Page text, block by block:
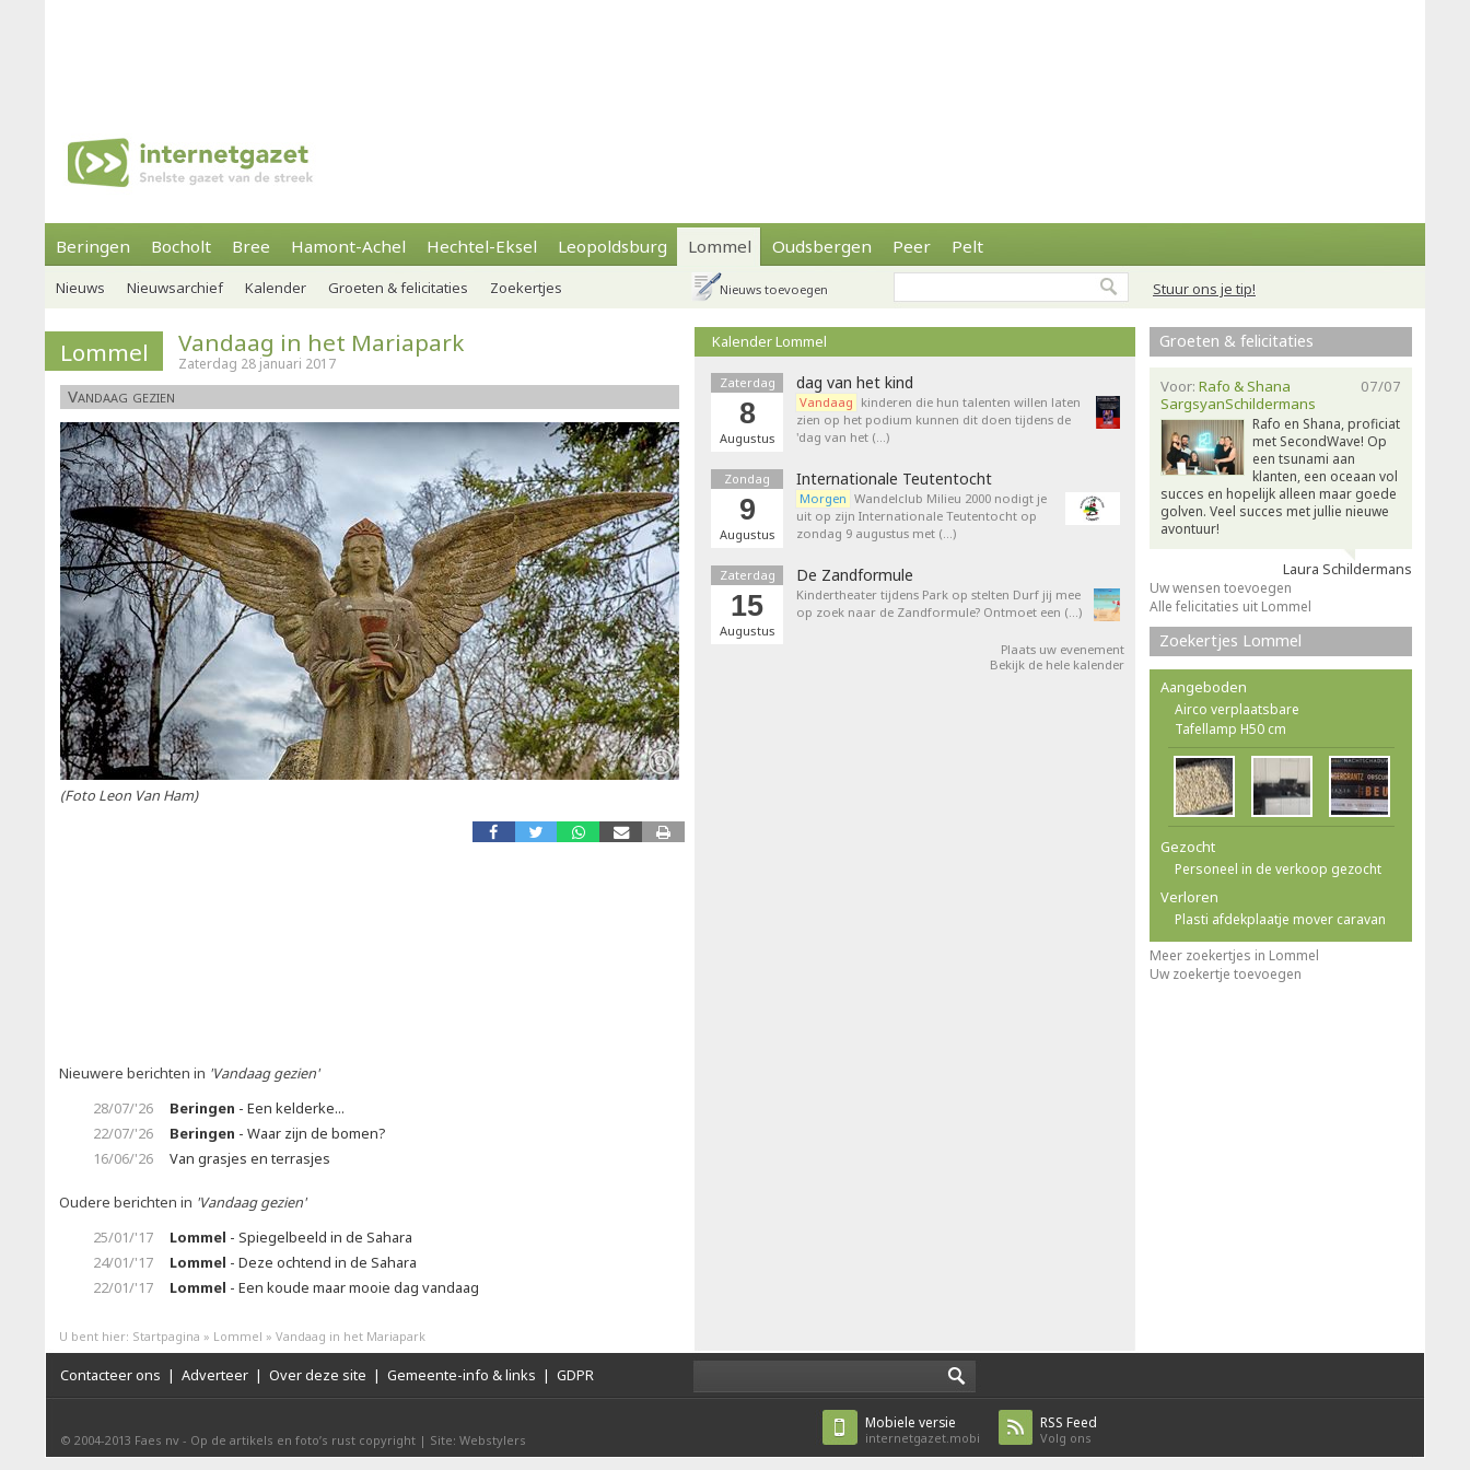
Beringen Bocholt Bree Hamont-Achel Hechtel-Eksel Leopoldsburg Lommel Oudsbergen Peer Pelt
Stuur ons je tip!
Nieuws Nieuwsarchief Kalender Groeten & felicitaties Zoekertjes Nieuws toevoegen
Lommel Vandaag in het Mariapark
Zaterdag 28 januari 2017
Vandaag gezien
(Foto Leon Van Ham)
Nieuwere berichten in 'Vandaag gezien'
28/07/'26
Beringen - Een kelderke...
22/07/'26
Beringen - Waar zijn de bomen?
16/06/'26
Van grasjes en terrasjes
Oudere berichten in 'Vandaag gezien'
25/01/'17
Lommel - Spiegelbeeld in de Sahara
24/01/'17
Lommel - Deze ochtend in de Sahara
22/01/'17
Lommel - Een koude maar mooie dag vandaag
Kalender Lommel
Zaterdag
8
Augustus
dag van het kind
Vandaag kinderen die hun talenten willen laten
zien op het podium kunnen dit doen tijdens de
'dag van het (…)
Zondag
9
Augustus
Internationale Teutentocht
Morgen Wandelclub Milieu 2000 nodigt je
uit op zijn Internationale Teutentocht op
zondag 9 augustus met (…)
Zaterdag
15
Augustus
De Zandformule
Kindertheater tijdens Park op stelten Durf jij mee
op zoek naar de Zandformule? Ontmoet een (…)
Plaats uw evenement
Bekijk de hele kalender
Groeten & felicitaties
07/07
Voor: Rafo & Shana
SargsyanSchildermans
Rafo en Shana, proficiat
met SecondWave! Op
een tsunami aan
klanten, een oceaan vol
succes en hopelijk alleen maar goede
golven. Veel succes met jullie nieuwe
avontuur!
Laura Schildermans
Uw wensen toevoegen
Alle felicitaties uit Lommel
Zoekertjes Lommel
Aangeboden
Airco verplaatsbare
Tafellamp H50 cm
Gezocht
Personeel in de verkoop gezocht
Verloren
Plasti afdekplaatje mover caravan
Meer zoekertjes in Lommel
Uw zoekertje toevoegen
U bent hier: Startpagina » Lommel » Vandaag in het Mariapark
Contacteer ons | Adverteer | Over deze site | Gemeente-info & links | GDPR
© 2004-2013 Faes nv - Op de artikels en foto’s rust copyright | Site: Webstylers
RSS Feed
Volg ons
Mobiele versie
internetgazet.mobi